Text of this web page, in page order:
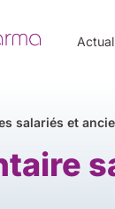
salariés et